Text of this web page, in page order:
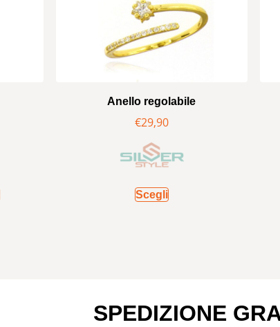
Anello regolabile
€29,90
Scegli
SPEDIZIONE